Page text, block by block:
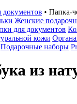
• Папка-
Женские
для документов
кожи
Подарочные наборы
из